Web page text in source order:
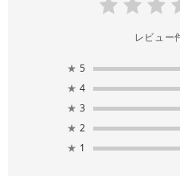
レビュー
★ 5
★ 4
★ 3
★ 2
★ 1